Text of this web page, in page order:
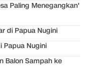
Paling Menegangkan'
di Papua Nugini
Papua Nugini
Balon Sampah ke